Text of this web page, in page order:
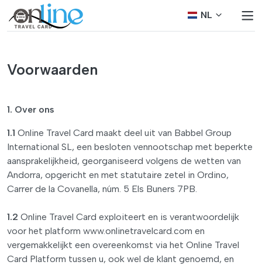
NL
Voorwaarden
1. Over ons
1.1 Online Travel Card maakt deel uit van Babbel Group
International SL, een besloten vennootschap met beperkte
aansprakelijkheid, georganiseerd volgens de wetten van
Andorra, opgericht en met statutaire zetel in Ordino,
Carrer de la Covanella, núm. 5 Els Buners 7PB.
1.2 Online Travel Card exploiteert en is verantwoordelijk
voor het platform www.onlinetravelcard.com en
vergemakkelijkt een overeenkomst via het Online Travel
Card Platform tussen u, ook wel de klant genoemd, en